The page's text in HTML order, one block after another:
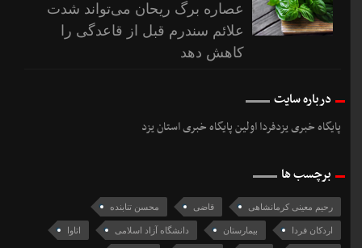
عصاره برگ ریحان می‌تواند شدت
علائم سندرم قبل از قاعدگی را
کاهش دهد
درباره سایت
پایگاه خبری یزدفردا اولین پایگاه خبری استان یزد
برچسب ها
رحیم معینی کرمانشاهی قاضی محسن تنابنده
اردکان فردا بيمارستان دانشگاه آزاد اسلامی اتاوا